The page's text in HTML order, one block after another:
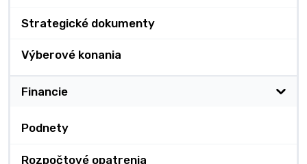
Strategické dokumenty
Výberové konania
Financie
Podnety
Rozpočtové opatrenia